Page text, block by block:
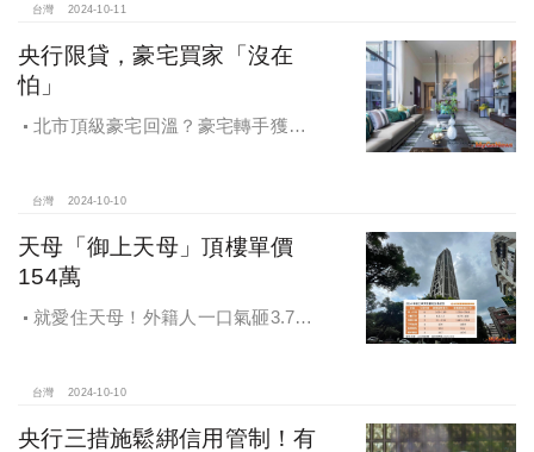
產交易安全
台灣 2024-10-11
央行限貸，豪宅買家「沒在
怕」
北市頂級豪宅回溫？豪宅轉手獲利
台灣 2024-10-10
天母「御上天母」頂樓單價
154萬
就愛住天母！外籍人一口氣砸3.78
台灣 2024-10-10
央行三措施鬆綁信用管制！有